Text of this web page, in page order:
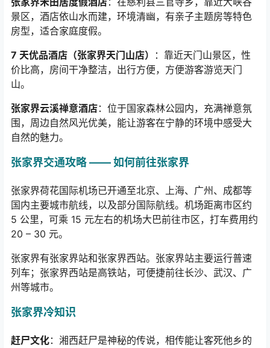
景区，酒店依山水而建，环境清幽，有亲子主题房等特色
房型，适合家庭度假。
7 天优品酒店（张家界天门山店）
：靠近天门山景区，性
价比高，房间干净整洁，出行方便，方便游客游览天门
山。
张家界云溪禅意酒店：位于国家森林公园内，充满禅意氛
围，周边自然风光优美，能让游客在宁静的环境中感受大
自然的魅力。
张家界交通攻略——如何前往张家界
张家界荷花国际机场已开通至北京、上海、广州、成都等
国内主要城市航线，以及部分国际航线。机场距离市区约
5 公里，可乘 15 元左右的机场大巴前往市区，打车费用约
20 – 30 元。
张家界有张家界站和张家界西站。张家界站主要运行普速
列车；张家界西站是高铁站，可便捷前往长沙、武汉、广
州等城市。
张家界冷知识
赶尸文化：湘西赶尸是神秘的传说，相传能让客死他乡的